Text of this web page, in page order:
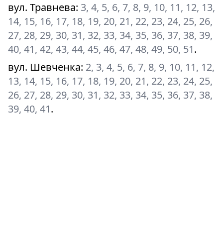
вул. Травнева: 3, 4, 5, 6, 7, 8, 9, 10, 11, 12, 13,
14, 15, 16, 17, 18, 19, 20, 21, 22, 23, 24, 25, 26,
27, 28, 29, 30, 31, 32, 33, 34, 35, 36, 37, 38, 39,
40, 41, 42, 43, 44, 45, 46, 47, 48, 49, 50, 51.
вул. Шевченка: 2, 3, 4, 5, 6, 7, 8, 9, 10, 11, 12,
13, 14, 15, 16, 17, 18, 19, 20, 21, 22, 23, 24, 25,
26, 27, 28, 29, 30, 31, 32, 33, 34, 35, 36, 37, 38,
39, 40, 41.